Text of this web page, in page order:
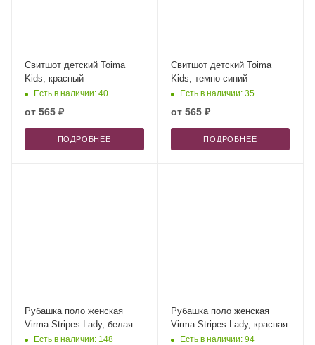
Свитшот детский Toima
Kids, красный
Есть в наличии: 40
от 565 ₽
ПОДРОБНЕЕ
Свитшот детский Toima
Kids, темно-синий
Есть в наличии: 35
от 565 ₽
ПОДРОБНЕЕ
Рубашка поло женская
Virma Stripes Lady, белая
Есть в наличии: 148
Рубашка поло женская
Virma Stripes Lady, красная
Есть в наличии: 94